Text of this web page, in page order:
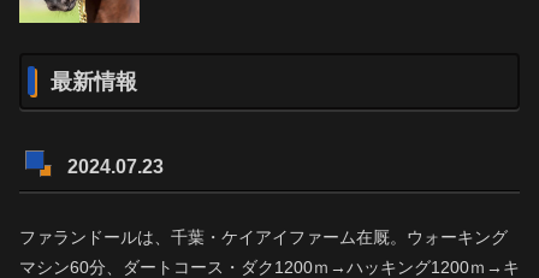
最新情報
2024.07.23
ファランドールは、千葉・ケイアイファーム在厩。ウォーキング
マシン60分、ダートコース・ダク1200ｍ→ハッキング1200ｍ→キ